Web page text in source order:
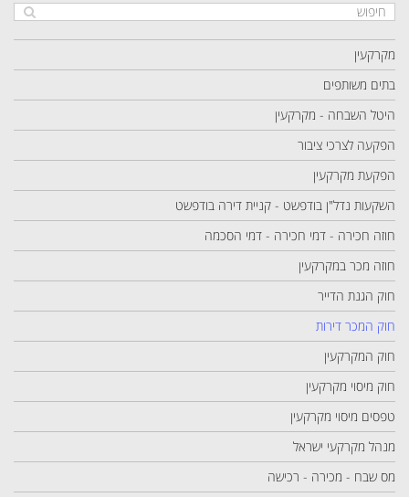
מקרקעין
בתים משותפים
היטל השבחה - מקרקעין
הפקעה לצרכי ציבור
הפקעת מקרקעין
השקעות נדל"ן בודפשט - קניית דירה בודפשט
חוזה חכירה - דמי חכירה - דמי הסכמה
חוזה מכר במקרקעין
חוק הגנת הדייר
חוק המכר דירות
חוק המקרקעין
חוק מיסוי מקרקעין
טפסים מיסוי מקרקעין
מנהל מקרקעי ישראל
מס שבח - מכירה - רכישה